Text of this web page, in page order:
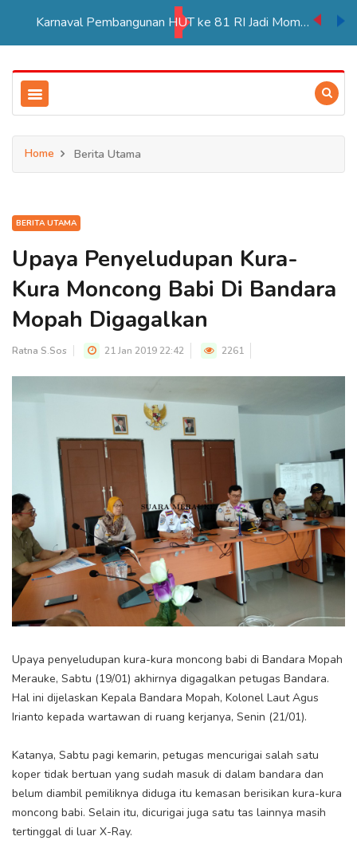
Karnaval Pembangunan HUT ke 81 RI Jadi Momentum Perkuat Persatuan di Merauke
Home Berita Utama
BERITA UTAMA
Upaya Penyeludupan Kura-
Kura Moncong Babi Di Bandara
Mopah Digagalkan
Ratna S.Sos 21 Jan 2019 22:42 2261
Upaya penyeludupan kura-kura moncong babi di Bandara Mopah
Merauke, Sabtu (19/01) akhirnya digagalkan petugas Bandara.
Hal ini dijelaskan Kepala Bandara Mopah, Kolonel Laut Agus
Irianto kepada wartawan di ruang kerjanya, Senin (21/01).
Katanya, Sabtu pagi kemarin, petugas mencurigai salah satu
koper tidak bertuan yang sudah masuk di dalam bandara dan
belum diambil pemiliknya diduga itu kemasan berisikan kura-kura
moncong babi. Selain itu, dicurigai juga satu tas lainnya masih
tertinggal di luar X-Ray.